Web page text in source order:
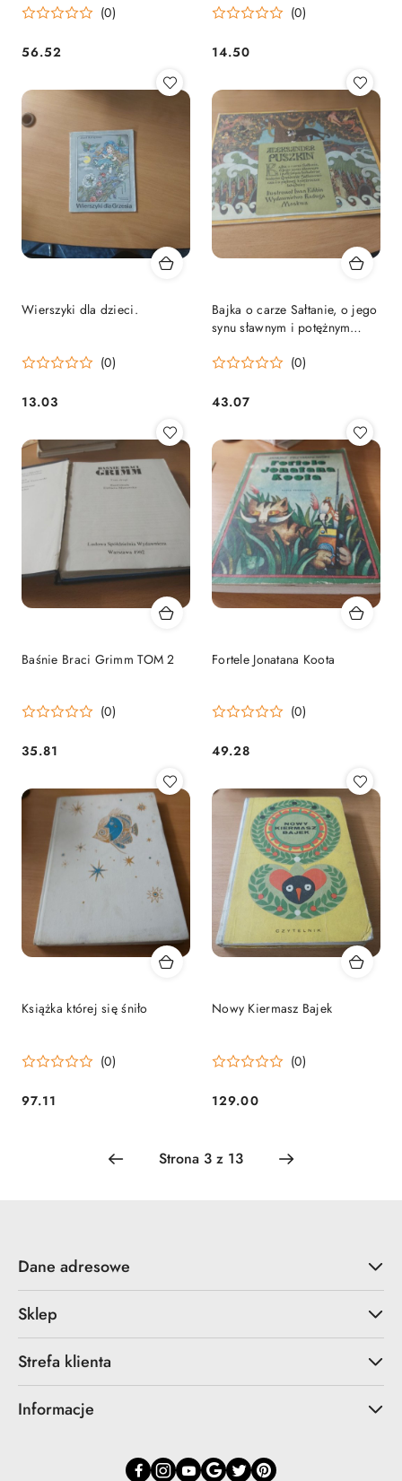
(0)
Cena:
56.52
(0)
Cena:
14.50
Wierszyki dla dzieci.
(0)
Cena:
13.03
Bajka o carze Sałtanie, o jego
synu sławnym i potężnym
(0)
Cena:
43.07
Baśnie Braci Grimm TOM 2
(0)
Cena:
35.81
Fortele Jonatana Koota
(0)
Cena:
49.28
Książka której się śniło
(0)
Cena:
97.11
Nowy Kiermasz Bajek
(0)
Cena:
129.00
Dane adresowe
Sklep
Strefa klienta
Informacje